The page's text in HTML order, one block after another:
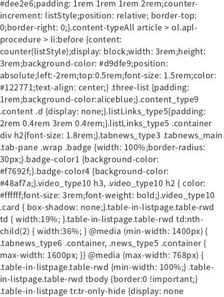
#dee2e6;padding: 1rem 1rem 1rem 2rem;counter-
increment: listStyle;position: relative; border-top:
0;border-right: 0;}.content-typeAll article > ol.apl-
procedure > li:before {content:
counter(listStyle);display: block;width: 3rem;height:
3rem;background-color: #d9dfe9;position:
absolute;left:-2rem;top:0.5rem;font-size: 1.5rem;color:
#122771;text-align: center;} .three-list {padding:
1rem;background-color:aliceblue;}.content_type9
.content .d {display: none;}.listLinks_type5{padding:
2rem 0.4rem 3rem 0.4rem;}.listLinks_type5 .container
div h2{font-size: 1.8rem;}.tabnews_type3 .tabnews_main
.tab-pane .wrap .badge {width: 100%;border-radius:
30px;}.badge-color1 {background-color:
#f7692f;}.badge-color4 {background-color:
#48af7a;}.video_type10 h3, .video_type10 h2 { color:
#ffffff;font-size: 3rem;font-weight: bold;}.video_type10
.card { box-shadow: none;}.table-in-listpage.table-rwd
td { width:19%; }.table-in-listpage.table-rwd td:nth-
child(2) { width:36%; } @media (min-width: 1400px) {
.tabnews_type6 .container, .news_type5 .container {
max-width: 1600px; }} @media (max-width: 768px) {
.table-in-listpage.table-rwd {min-width: 100%;} .table-
in-listpage.table-rwd tbody {border:0 !important;}
.table-in-listpage tr.tr-only-hide {display: none